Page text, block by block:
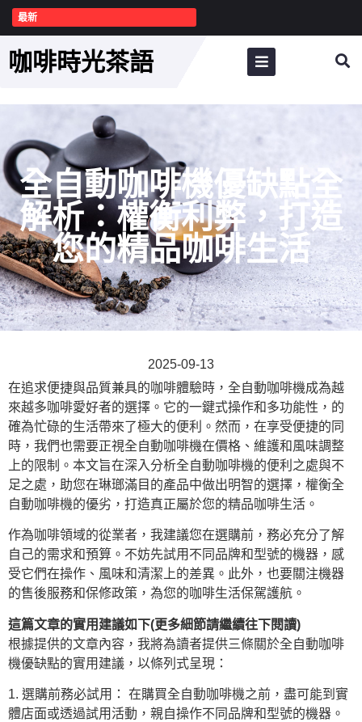
最新
咖啡時光茶語
全自動咖啡機優缺點全
解析：權衡利弊，打造
您的精品咖啡生活
2025-09-13
在追求便捷與品質兼具的咖啡體驗時，全自動咖啡機成為越
來越多咖啡愛好者的選擇。它的一鍵式操作和多功能性，的
確為忙碌的生活帶來了極大的便利。然而，在享受便捷的同
時，我們也需要正視全自動咖啡機在價格、維護和風味調整
上的限制。本文旨在深入分析全自動咖啡機的便利之處與不
足之處，助您在琳瑯滿目的產品中做出明智的選擇，權衡全
自動咖啡機的優劣，打造真正屬於您的精品咖啡生活。
作為咖啡領域的從業者，我建議您在選購前，務必充分了解
自己的需求和預算。不妨先試用不同品牌和型號的機器，感
受它們在操作、風味和清潔上的差異。此外，也要關注機器
的售後服務和保修政策，為您的咖啡生活保駕護航。
這篇文章的實用建議如下(更多細節請繼續往下閱讀)
根據提供的文章內容，我將為讀者提供三條關於全自動咖啡
機優缺點的實用建議，以條列式呈現：
1. 選購前務必試用： 在購買全自動咖啡機之前，盡可能到實
體店面或透過試用活動，親自操作不同品牌和型號的機器。